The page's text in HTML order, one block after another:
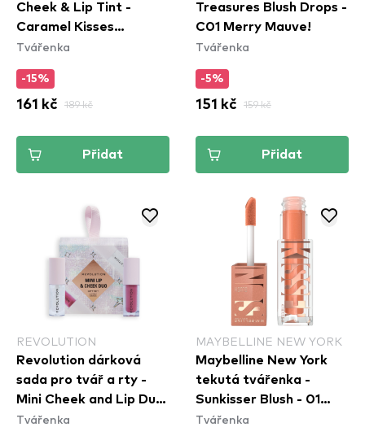
Cheek & Lip Tint -
Caramel Kisses
(FFCLT4)
Tvářenka
-15%
161 kč 189 kč
Přidat
Treasures Blush Drops -
C01 Merry Mauve!
Tvářenka
-5%
151 kč 159 kč
Přidat
REVOLUTION
Revolution dárková
sada pro tvář a rty -
Mini Cheek and Lip Duo
Gift Set
Tvářenka
MAYBELLINE NEW YORK
Maybelline New York
tekutá tvářenka -
Sunkisser Blush - 01
Downtown Rush​
Tvářenka